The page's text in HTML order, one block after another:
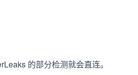
的部分检测就会直连。